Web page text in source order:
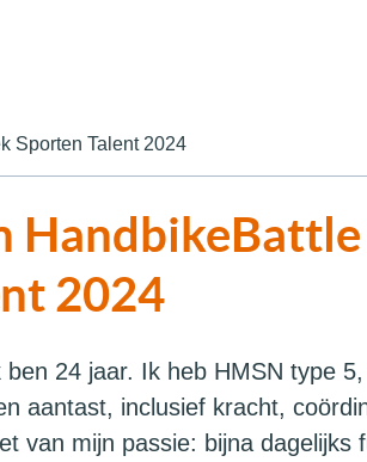
Sporten Talent 2024
2024
24 jaar. Ik heb HMSN type
aantast, inclusief kracht,
van mijn passie: bijna dagelijks